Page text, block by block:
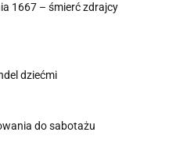
1667 – śmierć zdrajcy
dziećmi
do sabotażu